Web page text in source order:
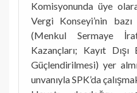
Komisyonunda üye
Vergi Konseyi’nin
(Menkul Sermaye
Kazançları; Kayıt
Güçlendirilmesi) yer
unvanıyla SPK’da